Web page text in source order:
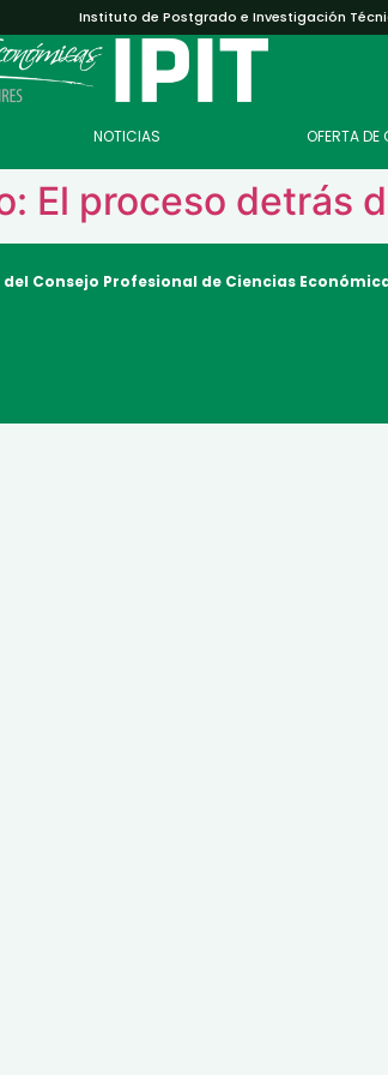
Instituto de Postgrado e Investigación
NOTICIAS OFERTA DE
El proceso detrás
del Consejo Profesional de Ciencias